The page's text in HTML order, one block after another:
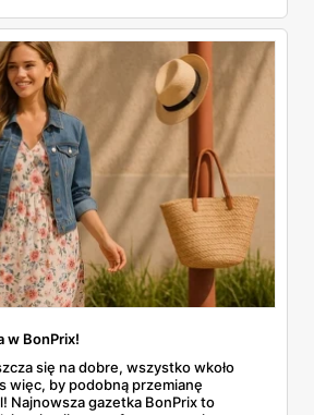
w stylu boho kołyszą się w rytm
a na imprezach znów pobłyskuje
nie jest lekcja historii. To gotowa
z tamtej dekady pełnymi garściami i
korzystając z tego, co mamy tu i teraz.
Krok po kroku.
w BonPrix!
się na dobre, wszystko wkoło
więc, by podobną przemianę
Najnowsza gazetka BonPrix to